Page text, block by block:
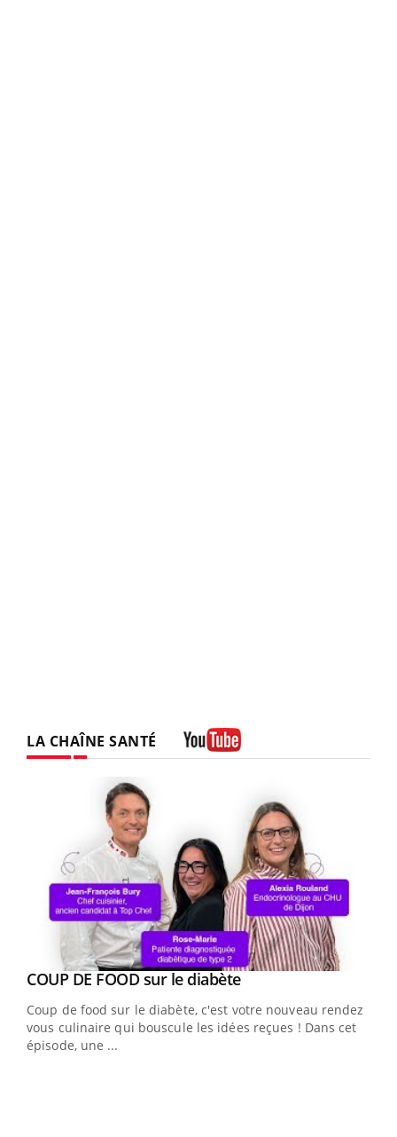
LA CHAÎNE SANTÉ
Youtube
COUP DE FOOD sur le diabèteYoutube
Coup de food sur le diabète, c'est votre nouveau rendez-
vous culinaire qui bouscule les idées reçues ! Dans cet
épisode, une ...